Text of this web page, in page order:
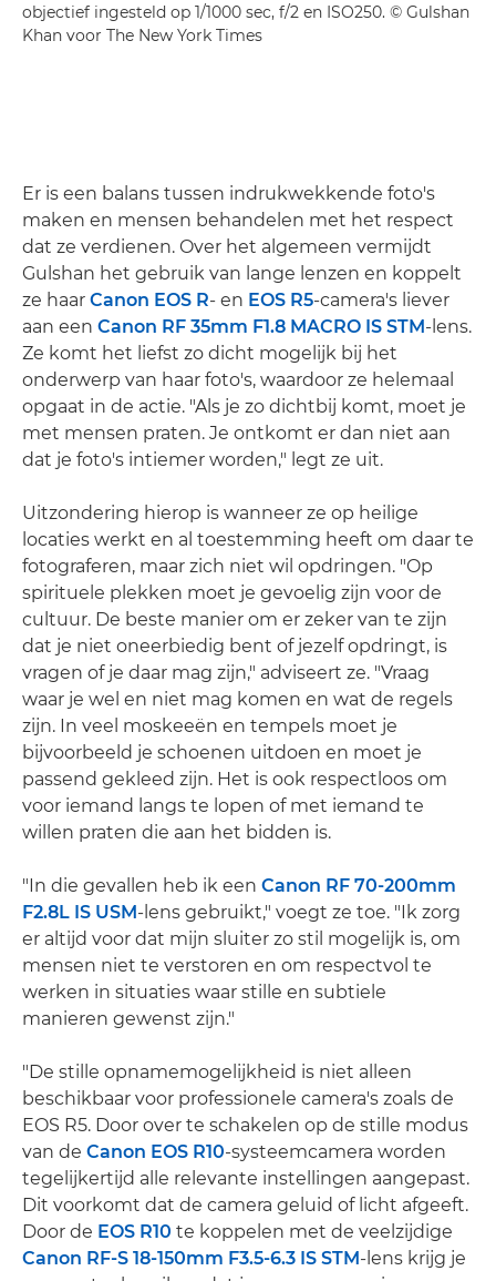
objectief ingesteld op 1/1000 sec, f/2 en ISO250. © Gulshan
Khan voor The New York Times
Er is een balans tussen indrukwekkende foto's
maken en mensen behandelen met het respect
dat ze verdienen. Over het algemeen vermijdt
Gulshan het gebruik van lange lenzen en koppelt
ze haar Canon EOS R- en EOS R5-camera's liever
aan een Canon RF 35mm F1.8 MACRO IS STM-lens.
Ze komt het liefst zo dicht mogelijk bij het
onderwerp van haar foto's, waardoor ze helemaal
opgaat in de actie. "Als je zo dichtbij komt, moet je
met mensen praten. Je ontkomt er dan niet aan
dat je foto's intiemer worden," legt ze uit.
Uitzondering hierop is wanneer ze op heilige
locaties werkt en al toestemming heeft om daar te
fotograferen, maar zich niet wil opdringen. "Op
spirituele plekken moet je gevoelig zijn voor de
cultuur. De beste manier om er zeker van te zijn
dat je niet oneerbiedig bent of jezelf opdringt, is
vragen of je daar mag zijn," adviseert ze. "Vraag
waar je wel en niet mag komen en wat de regels
zijn. In veel moskeeën en tempels moet je
bijvoorbeeld je schoenen uitdoen en moet je
passend gekleed zijn. Het is ook respectloos om
voor iemand langs te lopen of met iemand te
willen praten die aan het bidden is.
"In die gevallen heb ik een Canon RF 70-200mm
F2.8L IS USM-lens gebruikt," voegt ze toe. "Ik zorg
er altijd voor dat mijn sluiter zo stil mogelijk is, om
mensen niet te verstoren en om respectvol te
werken in situaties waar stille en subtiele
manieren gewenst zijn."
"De stille opnamemogelijkheid is niet alleen
beschikbaar voor professionele camera's zoals de
EOS R5. Door over te schakelen op de stille modus
van de Canon EOS R10-systeemcamera worden
tegelijkertijd alle relevante instellingen aangepast.
Dit voorkomt dat de camera geluid of licht afgeeft.
Door de EOS R10 te koppelen met de veelzijdige
Canon RF-S 18-150mm F3.5-6.3 IS STM-lens krijg je